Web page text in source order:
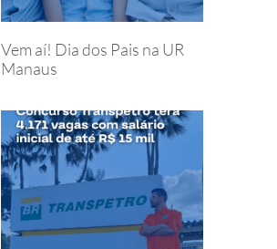
Vem aí! Dia dos Pais na UR
Manaus